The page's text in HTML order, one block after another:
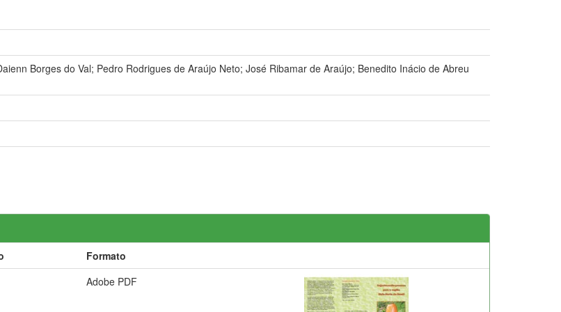
Borges do Val; Pedro Rodrigues de Araújo Neto; José Ribamar de Araújo; Benedito Inácio de Abreu
Formato
Adobe PDF